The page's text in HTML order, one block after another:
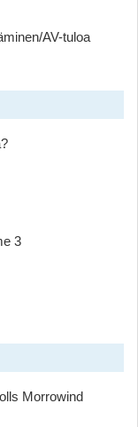
AV-tuloa
3
Morrowind